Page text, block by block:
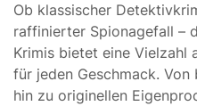
Ob klassischer
raffinierter Spionagefall –
Krimis bietet eine Vielzahl
für jeden Geschmack.
hin zu originellen